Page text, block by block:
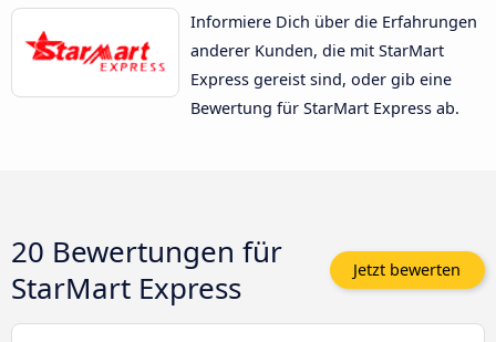
Informiere Dich über die Erfahrungen
anderer Kunden, die mit StarMart
Express gereist sind, oder gib eine
Bewertung für StarMart Express ab.
20 Bewertungen für
StarMart Express
Jetzt bewerten